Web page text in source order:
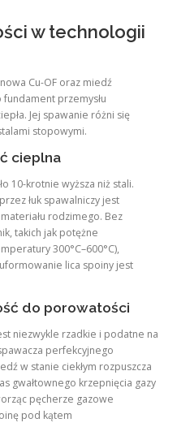
w technologii
Cu-OF oraz miedź
przemysłu
Jej spawanie różni się
stopowymi.
cieplna
10-krotnie wyższa niż stali.
łuk spawalniczy jest
rodzimego. Bez
takich jak potężne
300°C–600°C),
lica spoiny jest
do porowatości
niezwykle rzadkie i podatne na
perfekcyjnego
w stanie ciekłym rozpuszcza
gwałtownego krzepnięcia gazy
pęcherze gazowe
pod kątem